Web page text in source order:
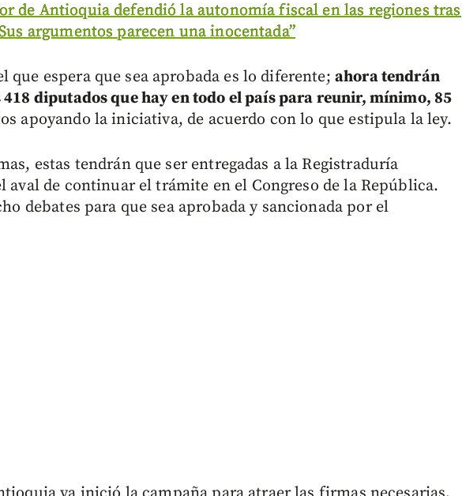
de Antioquia defendió la autonomía fiscal en las regiones tras
argumentos parecen una inocentada”
que espera que sea aprobada es lo diferente; ahora tendrán
418 diputados que hay en todo el país para reunir, mínimo, 85
apoyando la iniciativa, de acuerdo con lo que estipula la ley.
estas tendrán que ser entregadas a la Registraduría
aval de continuar el trámite en el Congreso de la República.
debates para que sea aprobada y sancionada por el